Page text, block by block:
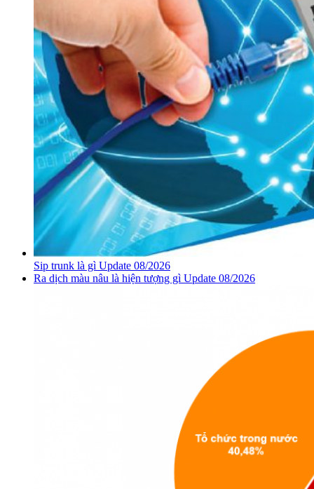
Sip trunk là gì Update 08/2026
Ra dịch màu nâu là hiện tượng gì Update 08/2026